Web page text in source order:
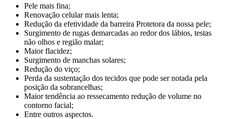
Pele mais fina;
Renovação celular mais lenta;
Redução da efetividade da barreira Protetora da nossa pele;
Surgimento de rugas demarcadas ao redor dos lábios, testas
não olhos e região malar;
Maior flacidez;
Surgimento de manchas solares;
Redução do viço;
Perda da sustentação dos tecidos que pode ser notada pela
posição da sobrancelhas;
Maior tendência ao ressecamento redução de volume no
contorno facial;
Entre outros aspectos.